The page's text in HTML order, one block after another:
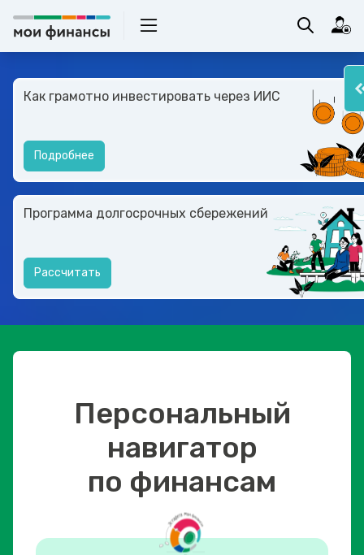
Как грамотно инвестировать через ИИС
Подробнее
Программа долгосрочных сбережений
Рассчитать
Персональный
навигатор
по финансам